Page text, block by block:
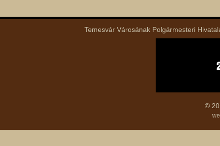
Temesvár Városának Polgármesteri
©